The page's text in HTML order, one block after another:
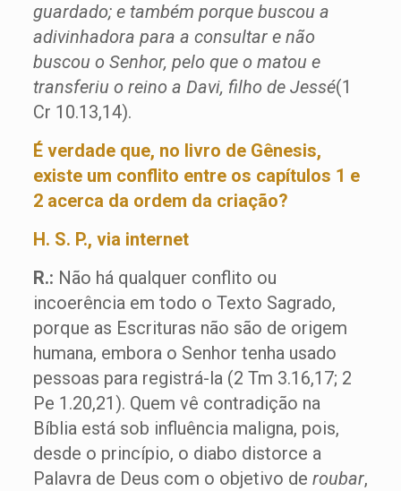
guardado; e também porque buscou a
adivinhadora para a consultar e não
buscou o Senhor, pelo que o matou e
transferiu o reino a Davi, filho de Jessé(1
Cr 10.13,14).
É verdade que, no livro de Gênesis,
existe um conflito entre os capítulos 1 e
2 acerca da ordem da criação?
H. S. P., via internet
R.: Não há qualquer conflito ou
incoerência em todo o Texto Sagrado,
porque as Escrituras não são de origem
humana, embora o Senhor tenha usado
pessoas para registrá-la (2 Tm 3.16,17; 2
Pe 1.20,21). Quem vê contradição na
Bíblia está sob influência maligna, pois,
desde o princípio, o diabo distorce a
Palavra de Deus com o objetivo de roubar,